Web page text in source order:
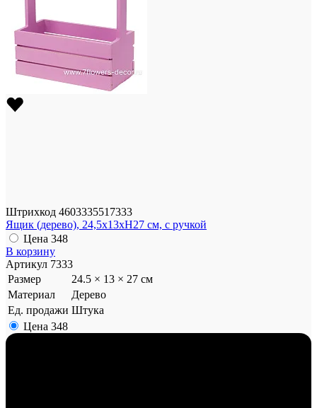
Штрихкод 4603335517333
Ящик (дерево), 24,5x13xH27 см, с ручкой
Цена 348
В корзину
Артикул 7333
Размер
24.5 × 13 × 27 см
Материал
Дерево
Ед. продажи Штука
Цена 348